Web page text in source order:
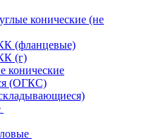
конические (не
(фланцевые)
(г)
конические
(ОГКС)